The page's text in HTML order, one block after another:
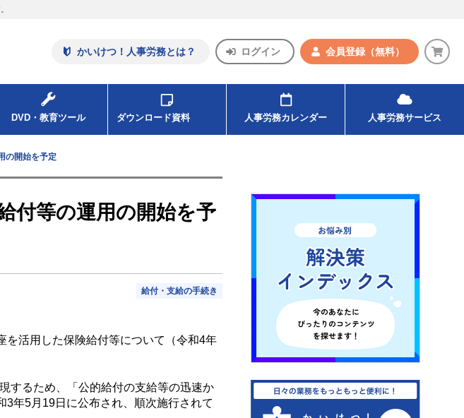
かいけつ！人事労務とは？ ログイン 会員登録 （無料）
DVD・教育ツール ダウンロード資料 人事労務カレンダー 人事労務サービス
の開始を予定
付等の運用の開始を予
給付・支給の手続き
活用した保険給付等について（令和4年
するため、「公的給付の支給等の迅速か
年5月19日に公布され、順次施行されて